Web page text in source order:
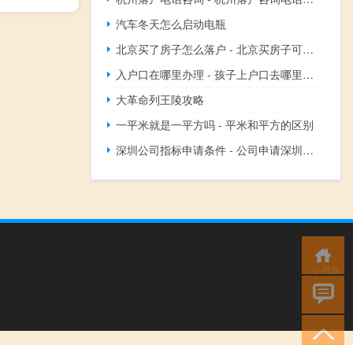
汽车冬天怎么启动电瓶
北京买了房子怎么落户 - 北京买房子可以落户么
入户口在哪里办理 - 孩子上户口去哪里办理
大革命列王陵攻略
一平米就是一平方吗 - 平米和平方的区别
深圳公司指标申请条件 - 公司申请深圳牌的条件